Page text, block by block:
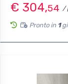
€ 304,54 /
Pronto in 1